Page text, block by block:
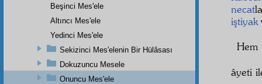
necat
iştiyak
âyeti
Beşinci Mes'ele
Altıncı Mes'ele
Yedinci Mes'ele
Sekizinci Mes'elenin Bir Hülâsası
Dokuzuncu Mesele
Onuncu Mes'ele